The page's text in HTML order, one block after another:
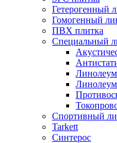
Гетерогенный
Гомогенный
ПВХ плитка
Специальный
Линолеум
Линолеум
Спортивный
Tarkett
Синтерос